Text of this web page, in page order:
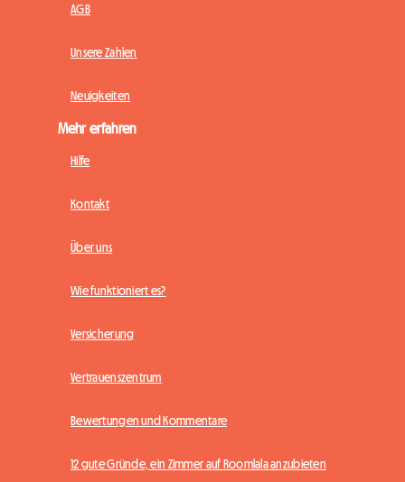
AGB
Unsere Zahlen
Neuigkeiten
Mehr erfahren
Hilfe
Kontakt
Über uns
Wie funktioniert es?
Versicherung
Vertrauenszentrum
Bewertungen und Kommentare
12 gute Gründe, ein Zimmer auf Roomlala anzubieten